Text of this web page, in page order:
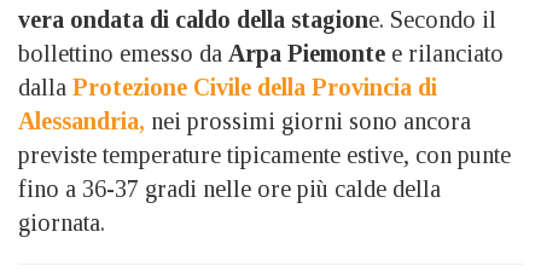
vera ondata di caldo della stagione. Secondo il
bollettino emesso da Arpa Piemonte e rilanciato
dalla Protezione Civile della Provincia di
Alessandria, nei prossimi giorni sono ancora
previste temperature tipicamente estive, con punte
fino a 36-37 gradi nelle ore più calde della
giornata.